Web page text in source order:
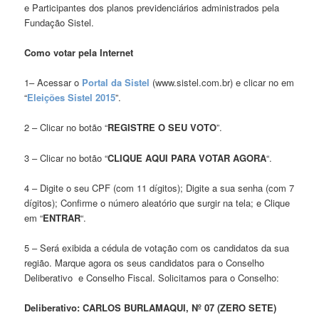
e Participantes dos planos previdenciários administrados pela
Fundação Sistel.
Como votar pela Internet
1– Acessar o Portal da Sistel (www.sistel.com.br) e clicar no em
“Eleições Sistel 2015”.
2 – Clicar no botão “REGISTRE O SEU VOTO”.
3 – Clicar no botão “CLIQUE AQUI PARA VOTAR AGORA“.
4 – Digite o seu CPF (com 11 dígitos); Digite a sua senha (com 7
dígitos); Confirme o número aleatório que surgir na tela; e Clique
em “ENTRAR“.
5 – Será exibida a cédula de votação com os candidatos da sua
região. Marque agora os seus candidatos para o Conselho
Deliberativo e Conselho Fiscal. Solicitamos para o Conselho:
Deliberativo: CARLOS BURLAMAQUI, Nº 07 (ZERO SETE)